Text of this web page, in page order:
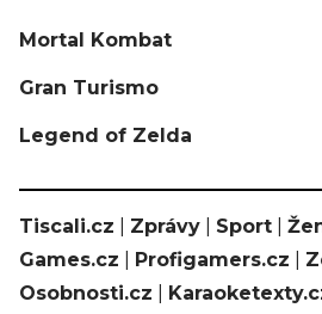
Mortal Kombat
Gran Turismo
Legend of Zelda
Tiscali.cz Zprávy Sport
Games.cz
Profigamers.cz
Osobnosti.cz